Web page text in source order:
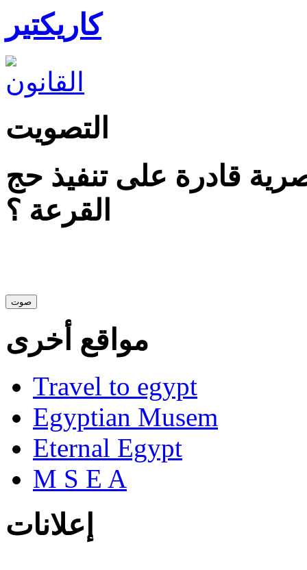
كاريكتير
التصويت
قادرة على تنفيذ حج
القرعة ؟
مواقع أخرى
Travel to egypt
Egyptian Musem
Eternal Egypt
M S E A
إعلانات